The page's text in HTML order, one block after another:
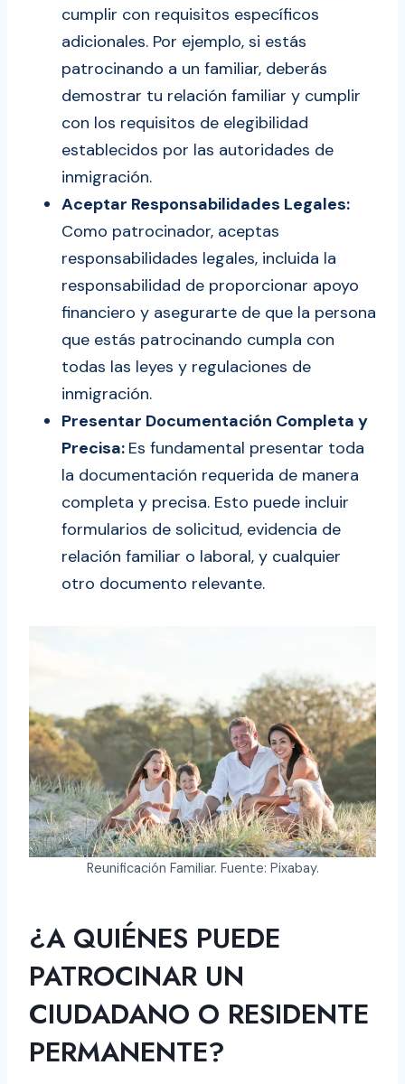
cumplir con requisitos específicos
adicionales. Por ejemplo, si estás
patrocinando a un familiar, deberás
demostrar tu relación familiar y cumplir
con los requisitos de elegibilidad
establecidos por las autoridades de
inmigración.
Aceptar Responsabilidades Legales:
Como patrocinador, aceptas
responsabilidades legales, incluida la
responsabilidad de proporcionar apoyo
financiero y asegurarte de que la persona
que estás patrocinando cumpla con
todas las leyes y regulaciones de
inmigración.
Presentar Documentación Completa y
Precisa: Es fundamental presentar toda
la documentación requerida de manera
completa y precisa. Esto puede incluir
formularios de solicitud, evidencia de
relación familiar o laboral, y cualquier
otro documento relevante.
Reunificación Familiar. Fuente: Pixabay.
¿A QUIÉNES PUEDE
PATROCINAR UN
CIUDADANO O RESIDENTE
PERMANENTE?